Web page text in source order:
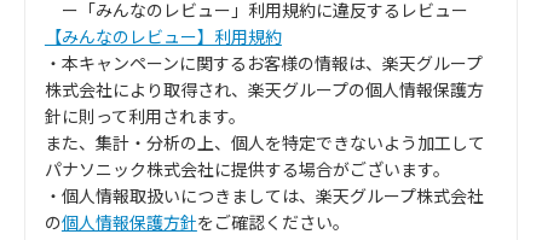
ー「みんなのレビュー」利用規約に違反するレビュー
【みんなのレビュー】利用規約
・本キャンペーンに関するお客様の情報は、楽天グループ
株式会社により取得され、楽天グループの個人情報保護方
針に則って利用されます。
また、集計・分析の上、個人を特定できないよう加工して
パナソニック株式会社に提供する場合がございます。
・個人情報取扱いにつきましては、楽天グループ株式会社
の個人情報保護方針をご確認ください。